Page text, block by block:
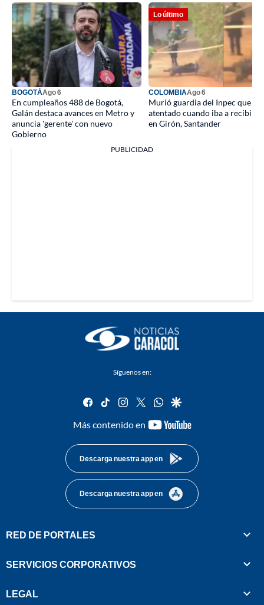
BOGOTÁAgo 6
En cumpleaños 488 de Bogotá,
Galán destaca avances en Metro y
anuncia 'gerente' con nuevo
Gobierno
Lo último
COLOMBIAAgo 6
Murió guardia del Inpec que
atentado cuando iba a recibir
en Girón, Santander
PUBLICIDAD
Síguenos en:
facebook
tiktok instagram
twitterwhatsapp
google
Más contenido en
youtube-
Descarga nuestra app en
Descarga nuestra app en
RED DE PORTALES
SERVICIOS CORPORATIVOS
LEGAL